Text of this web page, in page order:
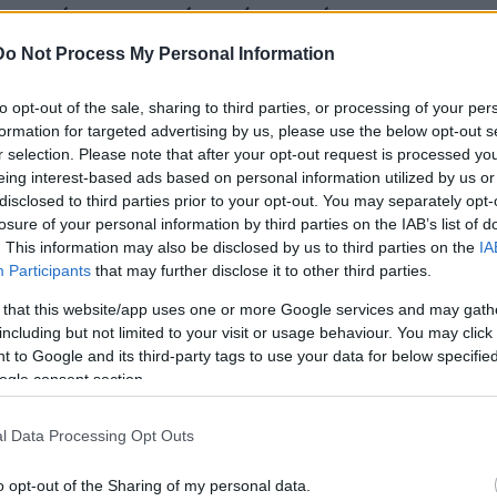
Not Process My Personal Information
opt-out of the sale, sharing to third parties, or processing of your
for targeted advertising by us, please use the below opt-out
selection. Please note that after your opt-out request is processed
interest-based ads based on personal information utilized by us
to third parties prior to your opt-out. You may separately
of your personal information by third parties on the IAB’s list of
This information may also be disclosed by us to third parties on the
Participants that may further disclose it to other third parties.
that this website/app uses one or more Google services and may
but not limited to your visit or usage behaviour. You may
to Google and its third-party tags to use your data for below
consent section.
Data Processing Opt Outs
opt-out of the Sharing of my personal data.
και εργασία εκτός ωραρίου
την κατάσταση στο θεσμικό πλαίσιο που ισχύει από
– όπως υποστηρίζει – έχει οδηγήσει σε
των εκπαιδευτικών.
“άνθησης” της ιδιωτικής εκπαίδευσης
κλάδος των ιδιωτικών σχολείων εμφανίζει